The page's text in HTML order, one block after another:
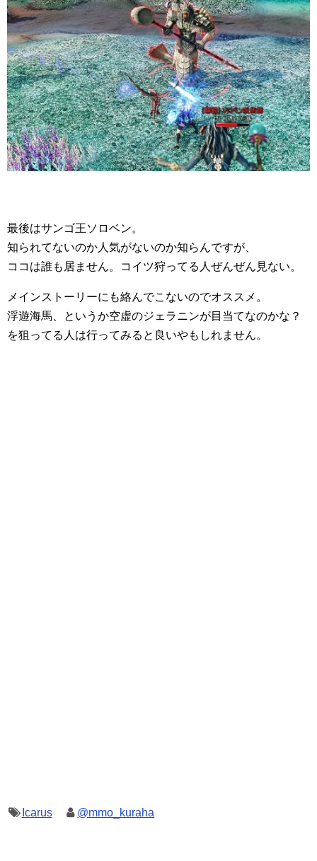
最後はサンゴ王ソロベン。
知られてないのか人気がないのか知らんですが、
ココは誰も居ません。コイツ狩ってる人ぜんぜん見ない。
メインストーリーにも絡んでこないのでオススメ。
浮遊海馬、というか空虚のジェラニンが目当てなのかな？
を狙ってる人は行ってみると良いやもしれません。
Icarus @mmo_kuraha